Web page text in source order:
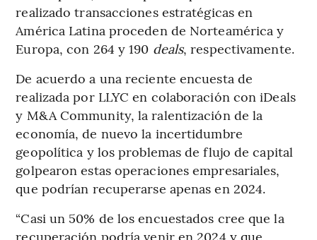
realizado transacciones estratégicas en
América Latina proceden de Norteamérica y
Europa, con 264 y 190 deals, respectivamente.
De acuerdo a una reciente encuesta de
realizada por LLYC en colaboración con iDeals
y M&A Community, la ralentización de la
economía, de nuevo la incertidumbre
geopolítica y los problemas de flujo de capital
golpearon estas operaciones empresariales,
que podrían recuperarse apenas en 2024.
“Casi un 50% de los encuestados cree que la
recuperación podría venir en 2024 y que